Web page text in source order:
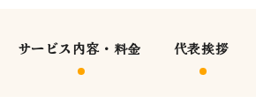
サービス内容・料金 代表挨拶